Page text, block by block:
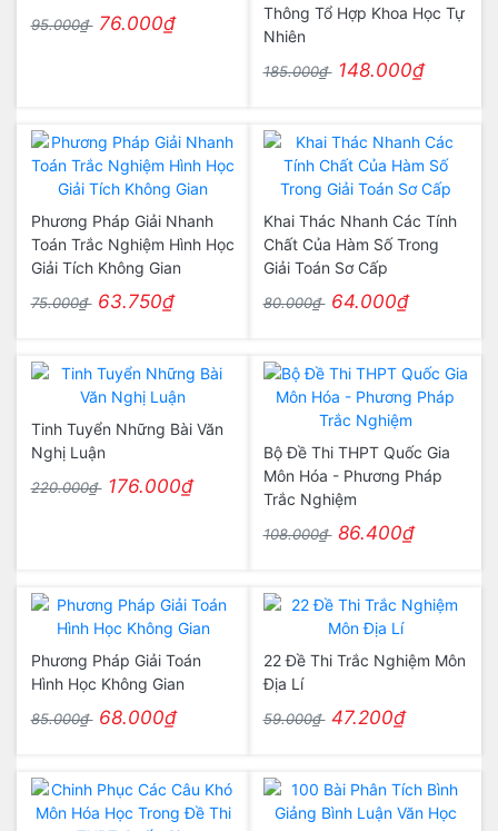
95.000₫ 76.000₫
Thông Tổ Hợp Khoa Học Tự
Nhiên
185.000₫ 148.000₫
Phương Pháp Giải Nhanh
Toán Trắc Nghiệm Hình Học
Giải Tích Không Gian
75.000₫ 63.750₫
Khai Thác Nhanh Các Tính
Chất Của Hàm Số Trong
Giải Toán Sơ Cấp
80.000₫ 64.000₫
Tinh Tuyển Những Bài Văn
Nghị Luận
220.000₫ 176.000₫
Bộ Đề Thi THPT Quốc Gia
Môn Hóa - Phương Pháp
Trắc Nghiệm
108.000₫ 86.400₫
Phương Pháp Giải Toán
Hình Học Không Gian
85.000₫ 68.000₫
22 Đề Thi Trắc Nghiệm Môn
Địa Lí
59.000₫ 47.200₫